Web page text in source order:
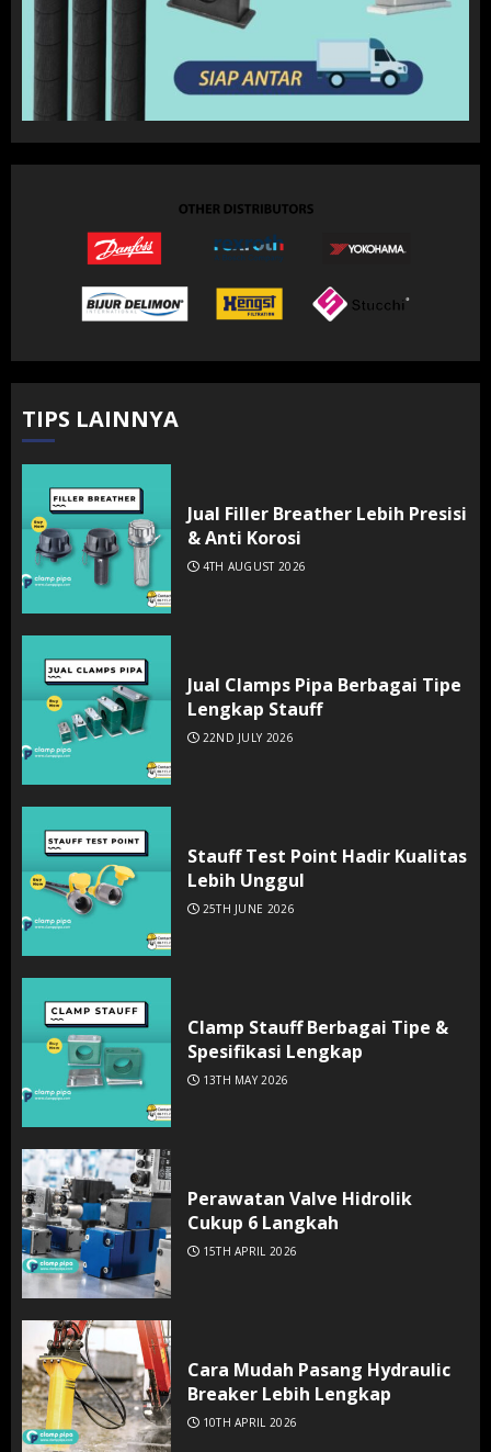
TIPS LAINNYA
Jual Filler Breather Lebih Presisi
& Anti Korosi
4TH AUGUST 2026
Jual Clamps Pipa Berbagai Tipe
Lengkap Stauff
22ND JULY 2026
Stauff Test Point Hadir Kualitas
Lebih Unggul
25TH JUNE 2026
Clamp Stauff Berbagai Tipe &
Spesifikasi Lengkap
13TH MAY 2026
Perawatan Valve Hidrolik
Cukup 6 Langkah
15TH APRIL 2026
Cara Mudah Pasang Hydraulic
Breaker Lebih Lengkap
10TH APRIL 2026